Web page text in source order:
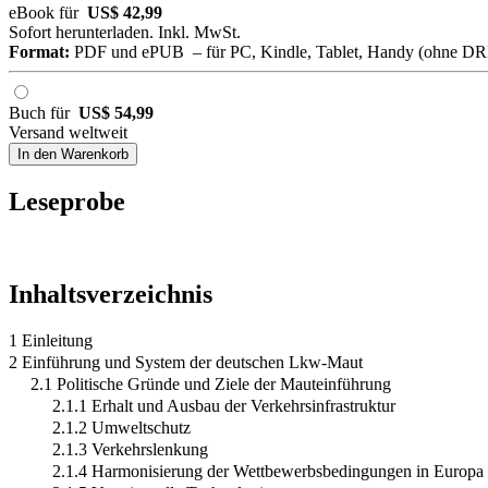
eBook für US$ 42,99
Sofort herunterladen. Inkl. MwSt.
Format: PDF und ePUB – für PC, Kindle, Tablet, Handy (ohne
Buch für US$ 54,99
Versand weltweit
In den Warenkorb
Leseprobe
Inhaltsverzeichnis
1 Einleitung
2 Einführung und System der deutschen Lkw-Maut
2.1 Politische Gründe und Ziele der Mauteinführung
2.1.1 Erhalt und Ausbau der Verkehrsinfrastruktur
2.1.2 Umweltschutz
2.1.3 Verkehrslenkung
2.1.4 Harmonisierung der Wettbewerbsbedingungen in Europa